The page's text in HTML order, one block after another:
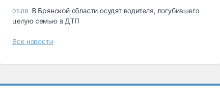
05.08 В Брянской области осудят водителя, погубившего
целую семью в ДТП
Все новости